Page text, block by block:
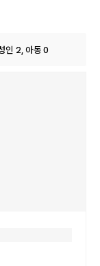
인 2, 아동 0